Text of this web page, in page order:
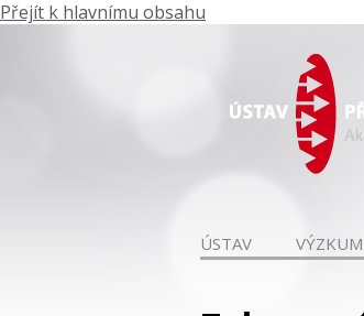
Přejít k hlavnímu obsahu
ÚSTAV VÝZKUM